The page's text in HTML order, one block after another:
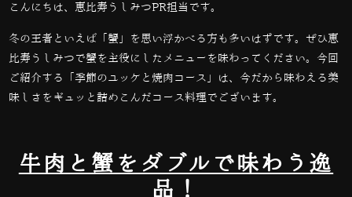
こんにちは、恵比寿うしみつPR担当です。
冬の王者といえば「蟹」を思い浮かべる方も多いはずです。ぜひ恵
比寿うしみつで蟹を主役にしたメニューを味わってください。今回
ご紹介する「季節のユッケと焼肉コース」は、今だから味わえる美
味しさをギュッと詰めこんだコース料理でございます。
牛肉と蟹をダブルで味わう逸
品！